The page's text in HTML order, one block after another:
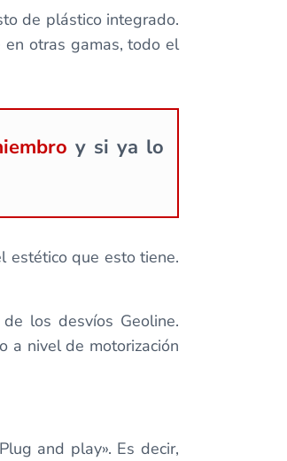
de plástico integrado.
otras gamas, todo el
y si ya lo
estético que esto tiene.
los desvíos Geoline.
a nivel de motorización
and play». Es decir,